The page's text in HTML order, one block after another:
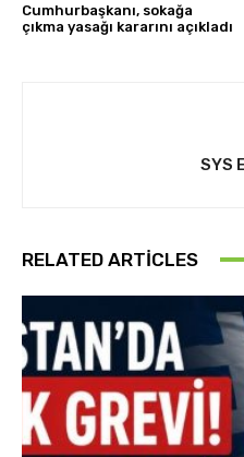
Cumhurbaşkanı, sokağa
çıkma yasağı kararını açıkladı
SYS
RELATED ARTICLES